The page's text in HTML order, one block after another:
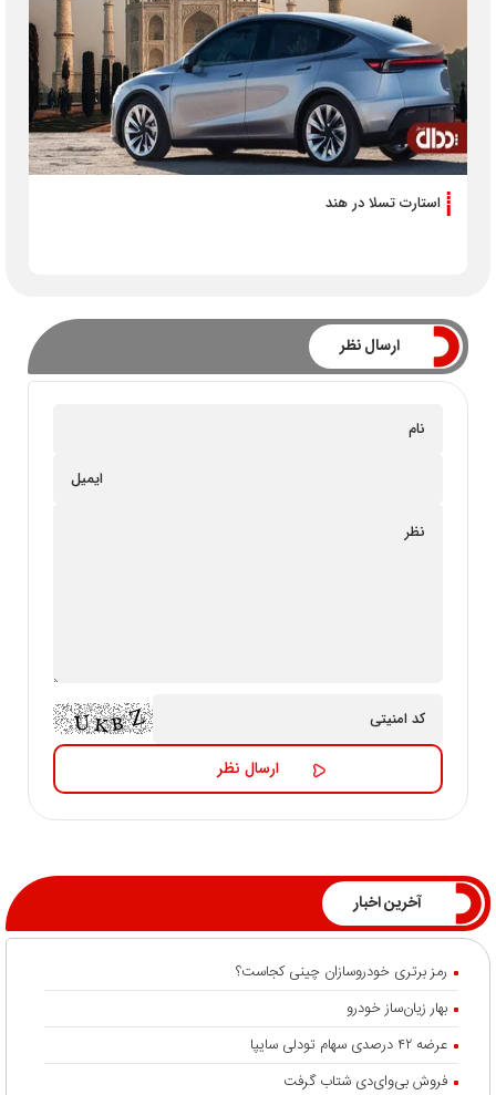
استارت تسلا در هند
ارسال نظر
آخرین اخبار
رمز برتری خودروسازان چینی کجاست؟
بهار زیان‌ساز خودرو
عرضه ۴۲ درصدی سهام تودلی سایپا
فروش بی‌وای‌دی شتاب گرفت